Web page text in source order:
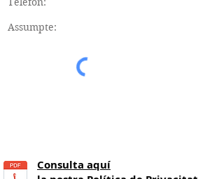
Consulta aquí